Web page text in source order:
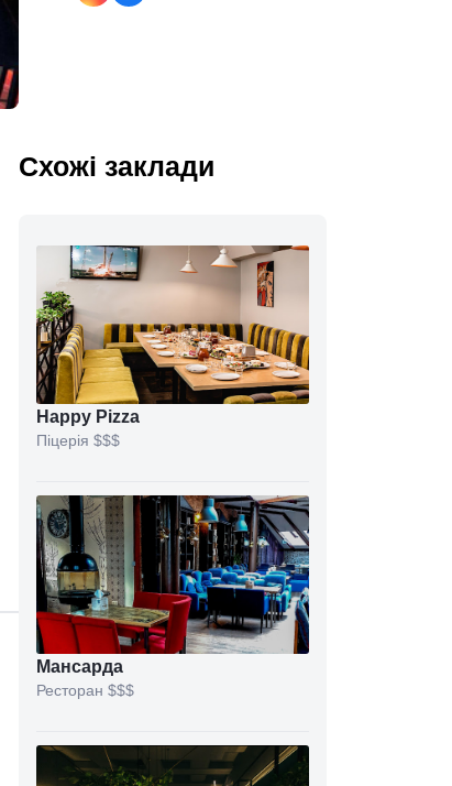
Схожі заклади
Happy Pizza
Піцерія $$$
Мансарда
Ресторан $$$